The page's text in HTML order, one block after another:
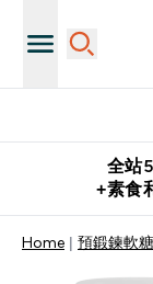
全站
+素食
Home 預鍛鍊軟糖